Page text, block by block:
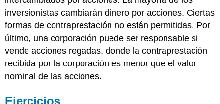
inversionistas cambiarán dinero por acciones. Ciertas
formas de contraprestación no están permitidas. Por
último, una corporación puede ser responsable si
vende acciones regadas, donde la contraprestación
recibida por la corporación es menor que el valor
nominal de las acciones.
Ejercicios